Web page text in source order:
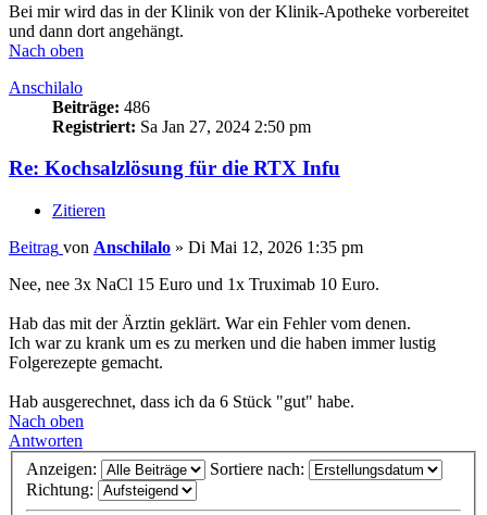
Bei mir wird das in der Klinik von der Klinik-Apotheke vorbereitet
und dann dort angehängt.
Nach oben
Anschilalo
Beiträge: 486
Registriert: Sa Jan 27, 2024 2:50 pm
Re: Kochsalzlösung für die RTX Infu
Zitieren
Beitrag von Anschilalo » Di Mai 12, 2026 1:35 pm
Nee, nee 3x NaCl 15 Euro und 1x Truximab 10 Euro.
Hab das mit der Ärztin geklärt. War ein Fehler vom denen.
Ich war zu krank um es zu merken und die haben immer lustig
Folgerezepte gemacht.
Hab ausgerechnet, dass ich da 6 Stück "gut" habe.
Nach oben
Antworten
Anzeigen:
Sortiere nach:
Richtung: